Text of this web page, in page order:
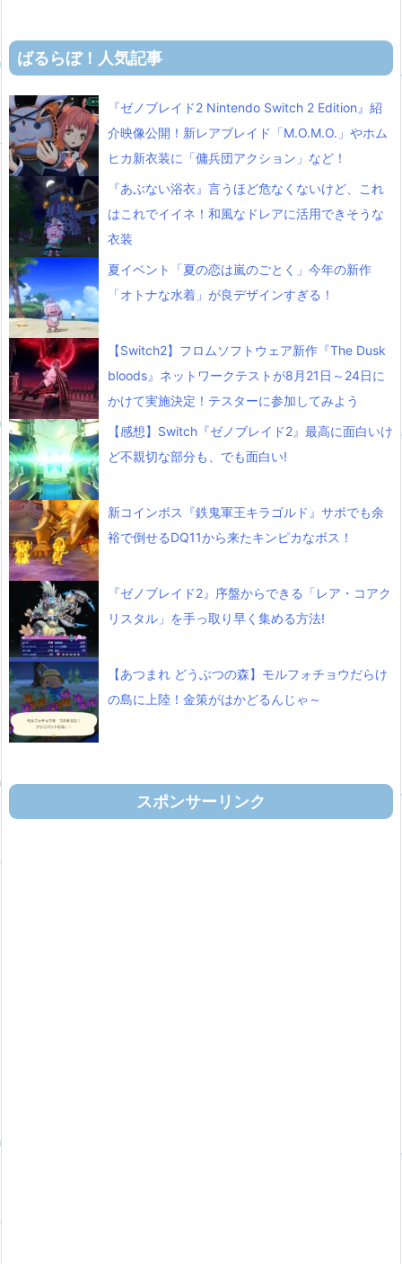
ばるらぼ！人気記事
『ゼノブレイド2 Nintendo Switch 2 Edition』紹
介映像公開！新レアブレイド「M.O.M.O.」やホム
ヒカ新衣装に「傭兵団アクション」など！
『あぶない浴衣』言うほど危なくないけど、これ
はこれでイイネ！和風なドレアに活用できそうな
衣装
夏イベント「夏の恋は嵐のごとく」今年の新作
「オトナな水着」が良デザインすぎる！
【Switch2】フロムソフトウェア新作『The Dusk
bloods』ネットワークテストが8月21日～24日に
かけて実施決定！テスターに参加してみよう
【感想】Switch『ゼノブレイド2』最高に面白いけ
ど不親切な部分も、でも面白い!
新コインボス『鉄鬼軍王キラゴルド』サポでも余
裕で倒せるDQ11から来たキンピカなボス！
『ゼノブレイド2』序盤からできる「レア・コアク
リスタル」を手っ取り早く集める方法!
【あつまれ どうぶつの森】モルフォチョウだらけ
の島に上陸！金策がはかどるんじゃ～
スポンサーリンク